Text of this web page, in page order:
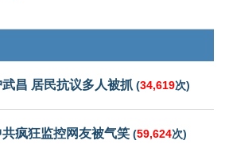
昌 居民抗议多人被抓 (34,619次)
疯狂监控网友被气笑 (59,624次)